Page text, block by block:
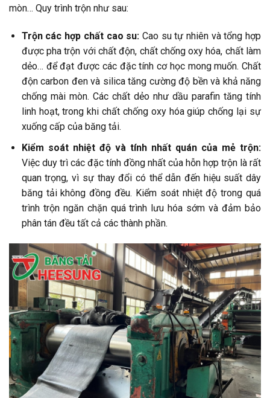
mòn… Quy trình trộn như sau:
Trộn các hợp chất cao su: Cao su tự nhiên và tổng hợp
được pha trộn với chất độn, chất chống oxy hóa, chất làm
dẻo… để đạt được các đặc tính cơ học mong muốn. Chất
độn carbon đen và silica tăng cường độ bền và khả năng
chống mài mòn. Các chất dẻo như dầu parafin tăng tính
linh hoạt, trong khi chất chống oxy hóa giúp chống lại sự
xuống cấp của băng tải.
Kiểm soát nhiệt độ và tính nhất quán của mẻ trộn:
Việc duy trì các đặc tính đồng nhất của hỗn hợp trộn là rất
quan trọng, vì sự thay đổi có thể dẫn đến hiệu suất dây
băng tải không đồng đều. Kiểm soát nhiệt độ trong quá
trình trộn ngăn chặn quá trình lưu hóa sớm và đảm bảo
phân tán đều tất cả các thành phần.